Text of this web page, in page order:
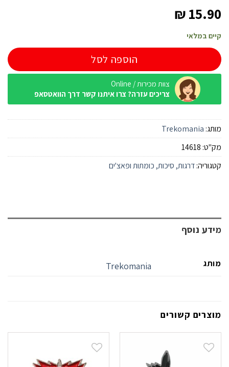
₪15.90
קיים במלאי
הוספה לסל
צוות מכירות / Online
צריכים עזרה? צרו איתנו קשר דרך הוואטסאפ
מותג: Trekomania
מק"ט: 14618
קטגוריה:דרגות, סיכות, כומתות ופאצ'ים
מידע נוסף
מותג Trekomania
מוצרים קשורים